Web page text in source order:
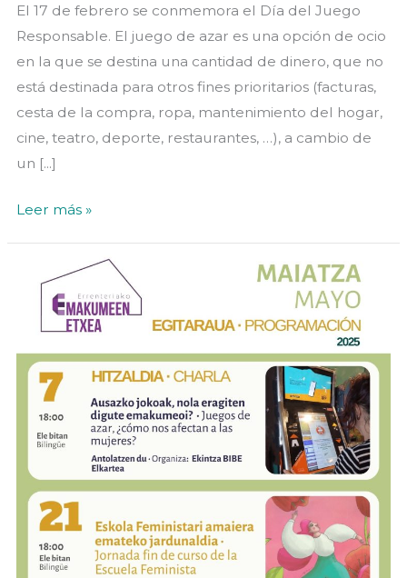
El 17 de febrero se conmemora el Día del Juego
Responsable. El juego de azar es una opción de ocio
en la que se destina una cantidad de dinero, que no
está destinada para otros fines prioritarios (facturas,
cesta de la compra, ropa, mantenimiento del hogar,
cine, teatro, deporte, restaurantes, …), a cambio de
un [...]
«DÍA
JUEGO
RESPONSABLE»
Leer más »